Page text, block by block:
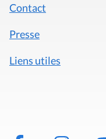
Contact
Presse
Liens utiles